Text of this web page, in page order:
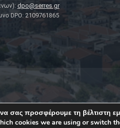
dpo@serres.gr
DPO: 2109761865
σας προσφέρουμε τη βέλτιστη
cookies we are using or switch